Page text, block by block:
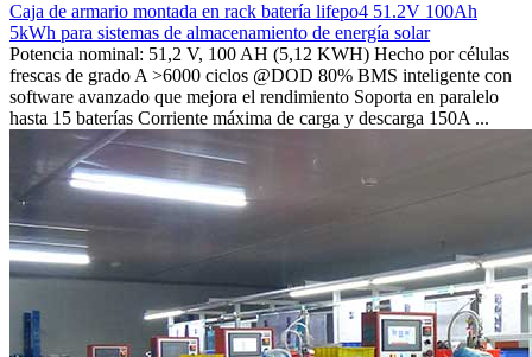
Caja de armario montada en rack batería lifepo4 51.2V 100Ah
5kWh para sistemas de almacenamiento de energía solar
Potencia nominal: 51,2 V, 100 AH (5,12 KWH) Hecho por células
frescas de grado A >6000 ciclos @DOD 80% BMS inteligente con
software avanzado que mejora el rendimiento Soporta en paralelo
hasta 15 baterías Corriente máxima de carga y descarga 150A ...